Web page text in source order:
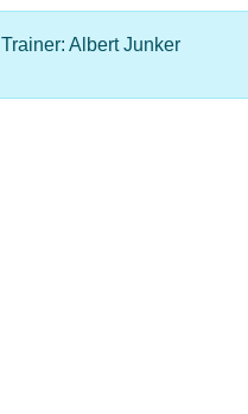
Trainer: Albert Junker